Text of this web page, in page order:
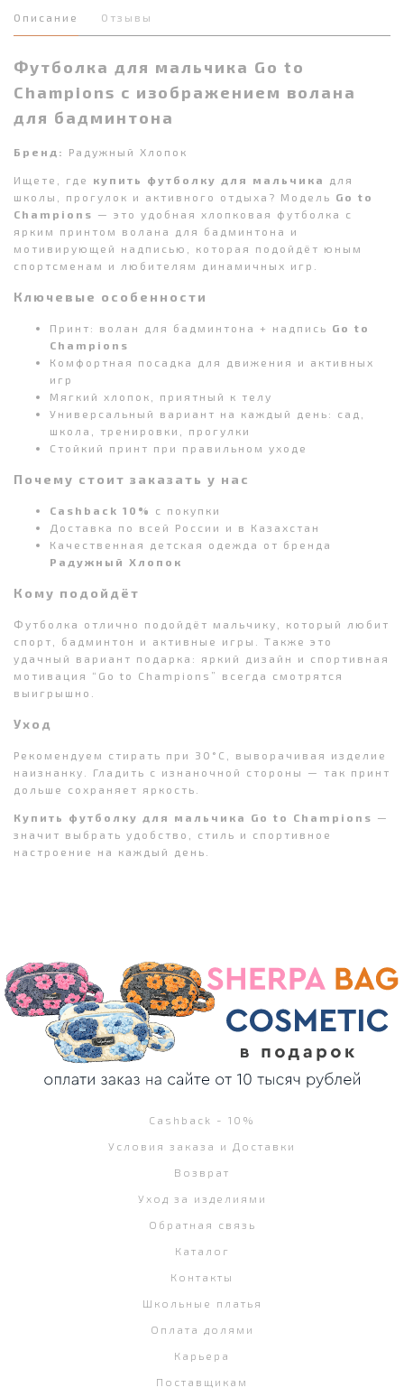
Описание Отзывы
Футболка для мальчика Go to
Champions с изображением волана
для бадминтона
Бренд: Радужный Хлопок
Ищете, где купить футболку для мальчика
для
школы, прогулок и активного отдыха? Модель Go to
Champions — это удобная хлопковая футболка с
ярким принтом волана для бадминтона и
мотивирующей надписью, которая подойдёт юным
спортсменам и любителям динамичных игр.
Ключевые особенности
Принт: волан для бадминтона + надпись Go to
Champions
Комфортная посадка для движения и активных
игр
Мягкий хлопок, приятный к телу
Универсальный вариант на каждый день: сад,
школа, тренировки, прогулки
Стойкий принт при правильном уходе
Почему стоит заказать у нас
Cashback 10%
с покупки
Доставка по всей России и в Казахстан
Качественная детская одежда от бренда
Радужный Хлопок
Кому подойдёт
Футболка отлично подойдёт мальчику, который любит
спорт, бадминтон и активные игры. Также это
удачный вариант подарка: яркий дизайн и спортивная
мотивация “Go to Champions” всегда смотрятся
выигрышно.
Уход
Рекомендуем стирать при 30°C, выворачивая изделие
наизнанку. Гладить с изнаночной стороны — так принт
дольше сохраняет яркость.
Купить футболку для мальчика Go to Champions —
значит выбрать удобство, стиль и спортивное
настроение на каждый день.
Cashback - 10%
Условия заказа и Доставки
Возврат
Уход за изделиями
Обратная связь
Каталог
Контакты
Школьные платья
Оплата долями
Карьера
Поставщикам